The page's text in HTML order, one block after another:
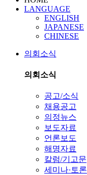
LANGUAGE
ENGLISH
JAPANESE
CHINESE
의회소식
의회소식
공고/소식
채용공고
의정뉴스
보도자료
언론보도
해명자료
칼럼/기고문
세미나·토론